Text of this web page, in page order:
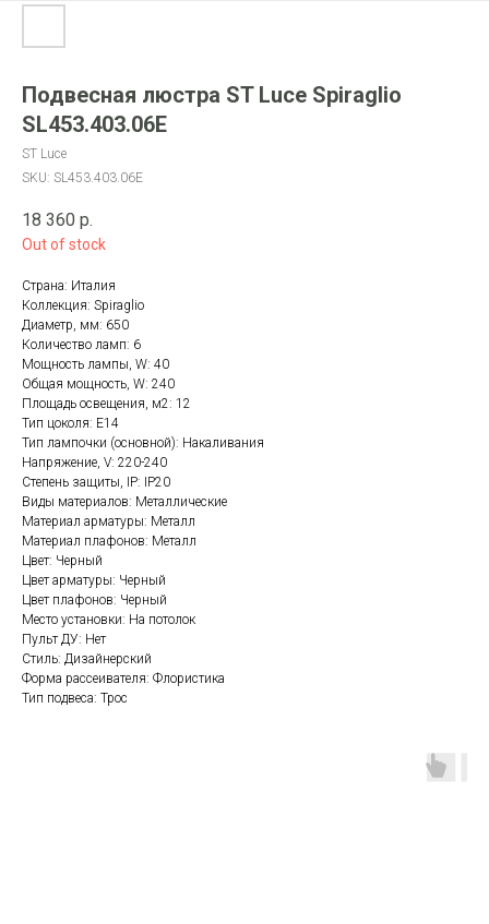
Подвесная люстра ST Luce Spiraglio
SL453.403.06E
ST Luce
SKU: SL453.403.06E
18 360 р.
Out of stock
Страна: Италия
Коллекция: Spiraglio
Диаметр, мм: 650
Количество ламп: 6
Мощность лампы, W: 40
Общая мощность, W: 240
Площадь освещения, м2: 12
Тип цоколя: E14
Тип лампочки (основной): Накаливания
Напряжение, V: 220-240
Степень защиты, IP: IP20
Виды материалов: Металлические
Материал арматуры: Металл
Материал плафонов: Металл
Цвет: Черный
Цвет арматуры: Черный
Цвет плафонов: Черный
Место установки: На потолок
Пульт ДУ: Нет
Стиль: Дизайнерский
Форма рассеивателя: Флористика
Тип подвеса: Трос